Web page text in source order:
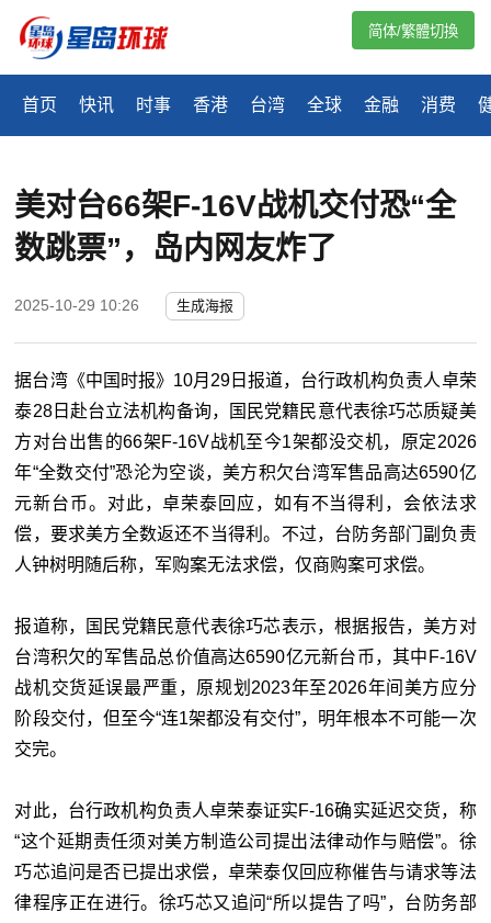
首页 快讯 时事 香港 台湾 全球 金融 消费
简体/繁體切換
美对台66架F-16V战机交付恐“全
数跳票”，岛内网友炸了
2025-10-29 10:26 生成海报
据台湾《中国时报》10月29日报道，台行政机构负责人卓荣
泰28日赴台立法机构备询，国民党籍民意代表徐巧芯质疑美
方对台出售的66架F-16V战机至今1架都没交机，原定2026
年“全数交付”恐沦为空谈，美方积欠台湾军售品高达6590亿
元新台币。对此，卓荣泰回应，如有不当得利，会依法求
偿，要求美方全数返还不当得利。不过，台防务部门副负责
人钟树明随后称，军购案无法求偿，仅商购案可求偿。
报道称，国民党籍民意代表徐巧芯表示，根据报告，美方对
台湾积欠的军售品总价值高达6590亿元新台币，其中F-16V
战机交货延误最严重，原规划2023年至2026年间美方应分
阶段交付，但至今“连1架都没有交付”，明年根本不可能一次
交完。
对此，台行政机构负责人卓荣泰证实F-16确实延迟交货，称
“这个延期责任须对美方制造公司提出法律动作与赔偿”。徐
巧芯追问是否已提出求偿，卓荣泰仅回应称催告与请求等法
律程序正在进行。徐巧芯又追问“所以提告了吗”，台防务部